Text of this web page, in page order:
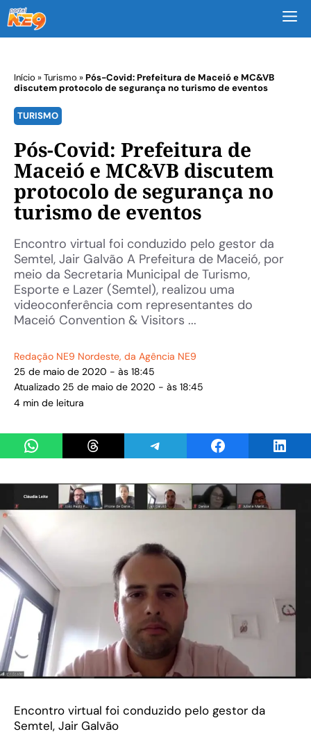
Início »Turismo »Pós-Covid: Prefeitura de Maceió e MC&VB
discutem protocolo de segurança no turismo de eventos
TURISMO
Pós-Covid: Prefeitura de
Maceió e MC&VB discutem
protocolo de segurança no
turismo de eventos
Encontro virtual foi conduzido pelo gestor da
Semtel, Jair Galvão A Prefeitura de Maceió, por
meio da Secretaria Municipal de Turismo,
Esporte e Lazer (Semtel), realizou uma
videoconferência com representantes do
Maceió Convention & Visitors ...
Redação NE9 Nordeste, da Agência NE9
25 de maio de 2020 - às 18:45
Atualizado 25 de maio de 2020 - às 18:45
4 min de leitura
Share on WhatsAppShare on ThreadsShare on TelegramShare on Facebook
Encontro virtual foi conduzido pelo gestor da
Semtel, Jair Galvão